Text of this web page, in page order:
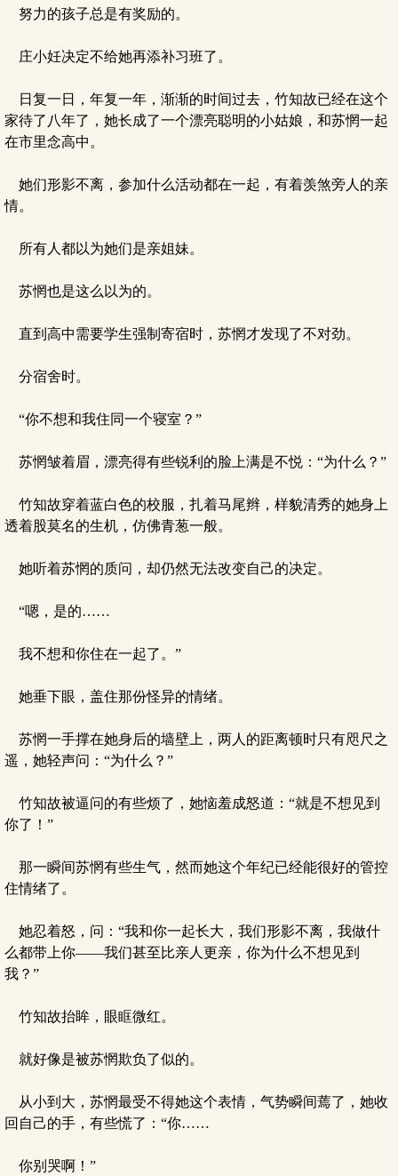
努力的孩子总是有奖励的。
庄小妊决定不给她再添补习班了。
日复一日，年复一年，渐渐的时间过去，竹知故已经在这个
家待了八年了，她长成了一个漂亮聪明的小姑娘，和苏惘一起
在市里念高中。
她们形影不离，参加什么活动都在一起，有着羡煞旁人的亲
情。
所有人都以为她们是亲姐妹。
苏惘也是这么以为的。
直到高中需要学生强制寄宿时，苏惘才发现了不对劲。
分宿舍时。
“你不想和我住同一个寝室？”
苏惘皱着眉，漂亮得有些锐利的脸上满是不悦：“为什么？”
竹知故穿着蓝白色的校服，扎着马尾辫，样貌清秀的她身上
透着股莫名的生机，仿佛青葱一般。
她听着苏惘的质问，却仍然无法改变自己的决定。
“嗯，是的……
我不想和你住在一起了。”
她垂下眼，盖住那份怪异的情绪。
苏惘一手撑在她身后的墙壁上，两人的距离顿时只有咫尺之
遥，她轻声问：“为什么？”
竹知故被逼问的有些烦了，她恼羞成怒道：“就是不想见到
你了！”
那一瞬间苏惘有些生气，然而她这个年纪已经能很好的管控
住情绪了。
她忍着怒，问：“我和你一起长大，我们形影不离，我做什
么都带上你——我们甚至比亲人更亲，你为什么不想见到
我？”
竹知故抬眸，眼眶微红。
就好像是被苏惘欺负了似的。
从小到大，苏惘最受不得她这个表情，气势瞬间蔫了，她收
回自己的手，有些慌了：“你……
你别哭啊！”